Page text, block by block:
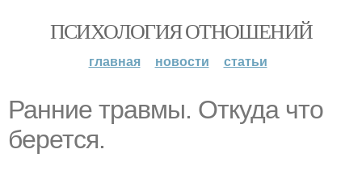
ПСИХОЛОГИЯ ОТНОШЕНИЙ
главная новости статьи
Ранние травмы. Откуда что
берется.